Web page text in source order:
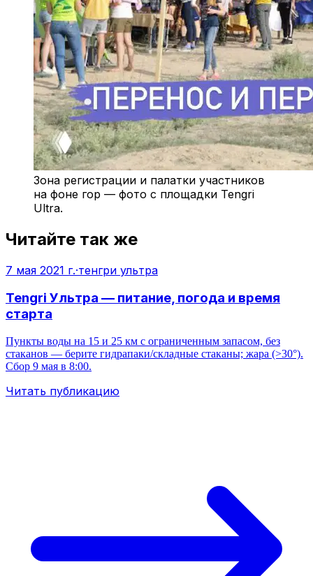
Зона регистрации и палатки участников
на фоне гор — фото с площадки Tengri
Ultra.
Читайте так же
7 мая 2021 г.·тенгри ультра
Tengri Ультра — питание, погода и время
старта
Пункты воды на 15 и 25 км с ограниченным запасом, без
стаканов — берите гидрапаки/складные стаканы; жара (>30°).
Сбор 9 мая в 8:00.
Читать публикацию